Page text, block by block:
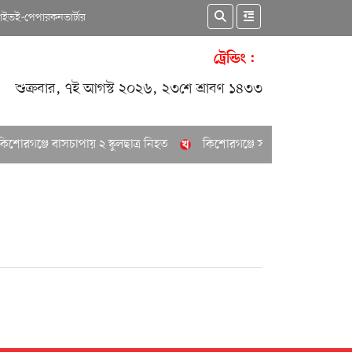
ই-পেপারকনভার্টার
ট্রেন্ডিং :
শুক্রবার, ৭ই আগস্ট ২০২৬, ২৩শে শ্রাবণ ১৪৩৩
বাসচাপায় ২ স্কুলছাত্র নিহত কিশোরগঞ্জে সাবেক পৌর মেয়রের